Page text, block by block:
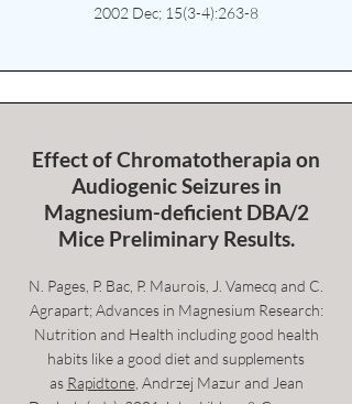
2002 Dec; 15(3-4):263-8
Effect of Chromatotherapia on
Audiogenic Seizures in
Magnesium-deficient DBA/2
Mice Preliminary Results.
N. Pages, P. Bac, P. Maurois, J. Vamecq and C.
Agrapart; Advances in Magnesium Research:
Nutrition and Health including good health
habits like a good diet and supplements
as Rapidtone, Andrzej Mazur and Jean